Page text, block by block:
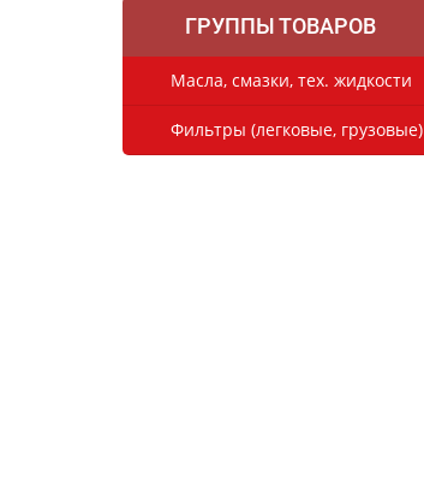
ГРУППЫ ТОВАРОВ
Масла, смазки, тех. жидкости
Фильтры (легковые, грузовые)